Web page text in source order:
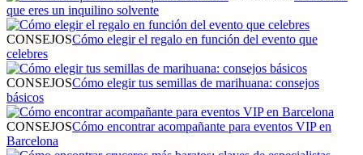
que eres un inquilino solvente
CONSEJOSCómo elegir el regalo en función del evento que
celebres
CONSEJOSCómo elegir tus semillas de marihuana: consejos
básicos
CONSEJOSCómo encontrar acompañante para eventos VIP en
Barcelona